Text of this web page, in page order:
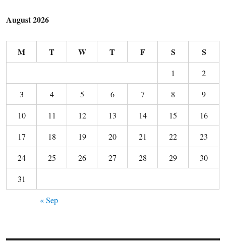
August 2026
M T W T F S S
1
2
3
4 5 6 7 8
9
10
11 12 13 14 15
16
17
18 19 20 21 22
23
24
25 26 27 28 29
30
31
« Sep